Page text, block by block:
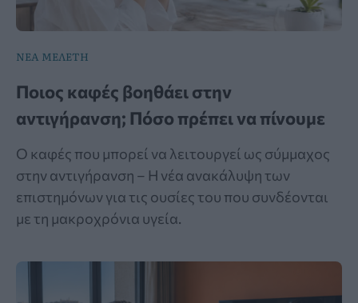
ΝΕΑ ΜΕΛΕΤΗ
Ποιος καφές βοηθάει στην
αντιγήρανση; Πόσο πρέπει να πίνουμε
Ο καφές που μπορεί να λειτουργεί ως σύμμαχος
στην αντιγήρανση – Η νέα ανακάλυψη των
επιστημόνων για τις ουσίες του που συνδέονται
με τη μακροχρόνια υγεία.